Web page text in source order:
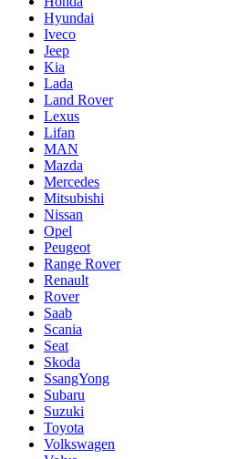
Hyundai
Iveco
Jeep
Kia
Lada
Land Rover
Lexus
Lifan
MAN
Mazda
Mercedes
Mitsubishi
Nissan
Opel
Peugeot
Range Rover
Renault
Rover
Saab
Scania
Seat
Skoda
SsangYong
Subaru
Suzuki
Toyota
Volkswagen